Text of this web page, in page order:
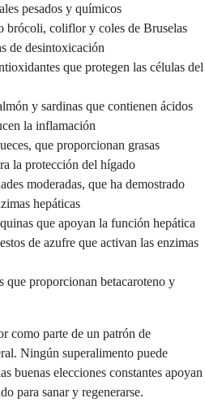
pesados y químicos
brócoli, coliflor y coles de Bruselas
de desintoxicación
que protegen las células del
y sardinas que contienen ácidos
la inflamación
que proporcionan grasas
la protección del hígado
moderadas, que ha demostrado
hepáticas
que apoyan la función hepática
de azufre que activan las enzimas
que proporcionan betacaroteno y
como parte de un patrón de
Ningún superalimento puede
buenas elecciones constantes apoyan
para sanar y regenerarse.